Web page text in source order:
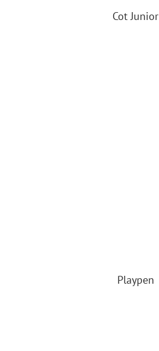
Cot Junior
Playpen